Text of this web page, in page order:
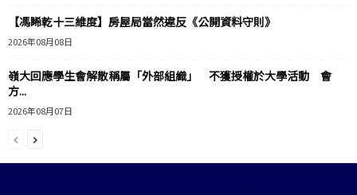
【馮睎乾十三維度】房屋局當然違反《公開資料守則》
2026年08月08日
嶺大回應學生會解散稱屬「外部組織」 不獲授權於大學活動 會
方...
2026年08月07日